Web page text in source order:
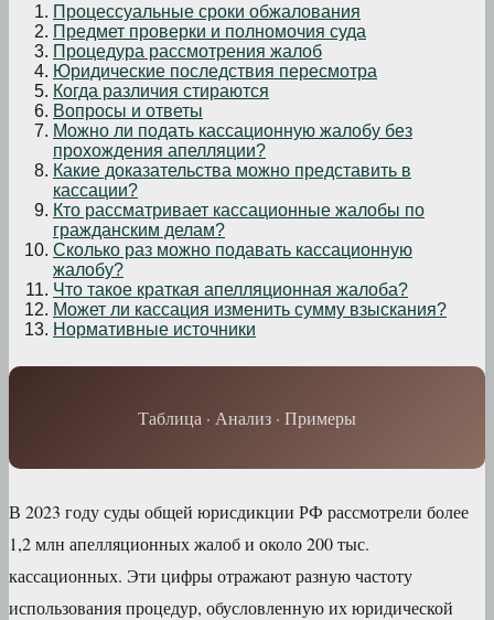
Процессуальные сроки обжалования
Предмет проверки и полномочия суда
Процедура рассмотрения жалоб
Юридические последствия пересмотра
Когда различия стираются
Вопросы и ответы
Можно ли подать кассационную жалобу без
прохождения апелляции?
Какие доказательства можно представить в
кассации?
Кто рассматривает кассационные жалобы по
гражданским делам?
Сколько раз можно подавать кассационную
жалобу?
Что такое краткая апелляционная жалоба?
Может ли кассация изменить сумму взыскания?
Нормативные источники
Таблица · Анализ · Примеры
В 2023 году суды общей юрисдикции РФ рассмотрели более
1,2 млн апелляционных жалоб и около 200 тыс.
кассационных. Эти цифры отражают разную частоту
использования процедур, обусловленную их юридической